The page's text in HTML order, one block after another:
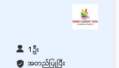
အတည်ပြုပြီး
1 ဦး